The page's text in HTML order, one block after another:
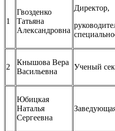
1
Гвозденко
Татьяна
Александровна
Директор,
2
Кнышова Вера
Васильевна
Ученый
Юбицкая
Наталья
Сергеевна